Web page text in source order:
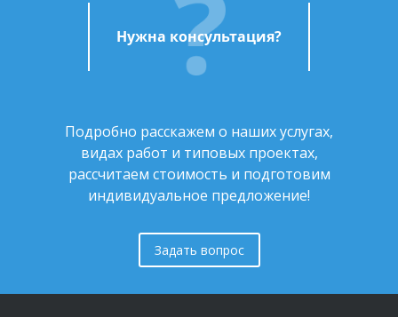
Нужна консультация?
Подробно расскажем о наших услугах,
видах работ и типовых проектах,
рассчитаем стоимость и подготовим
индивидуальное предложение!
Задать вопрос